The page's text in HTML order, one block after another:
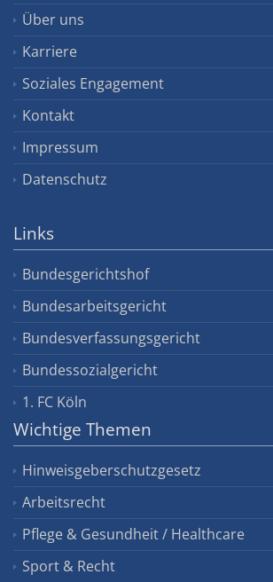
Über uns
Karriere
Soziales Engagement
Kontakt
Impressum
Datenschutz
Links
Bundesgerichtshof
Bundesarbeitsgericht
Bundesverfassungsgericht
Bundessozialgericht
1. FC Köln
Wichtige Themen
Hinweisgeberschutzgesetz
Arbeitsrecht
Pflege & Gesundheit / Healthcare
Sport & Recht